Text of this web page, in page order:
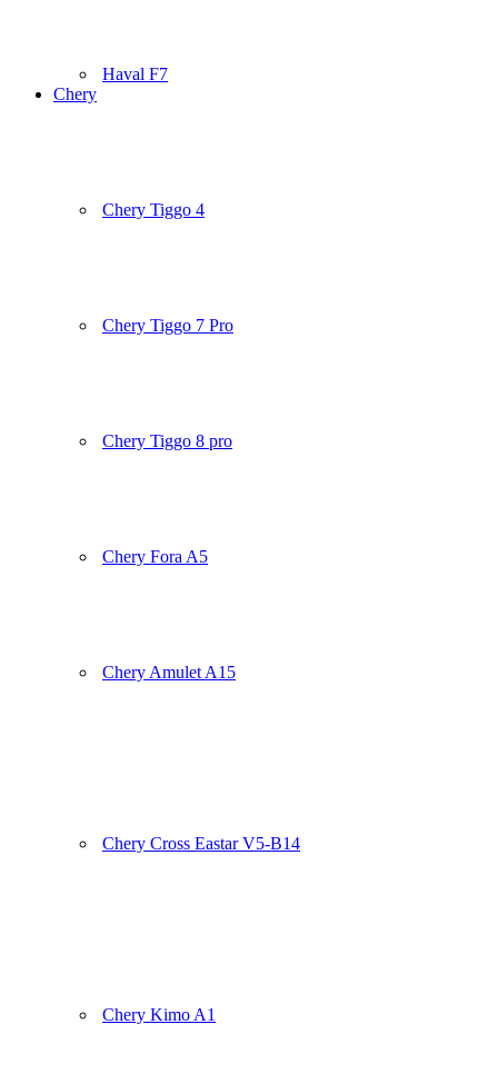
Haval F7
Chery
Chery Tiggo 4
Chery Tiggo 7 Pro
Chery Tiggo 8 pro
Chery Fora A5
Chery Amulet A15
Chery Cross Eastar V5-B14
Chery Kimo A1